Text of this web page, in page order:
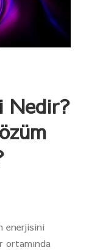
Nedir?
enerjisini
ortamında